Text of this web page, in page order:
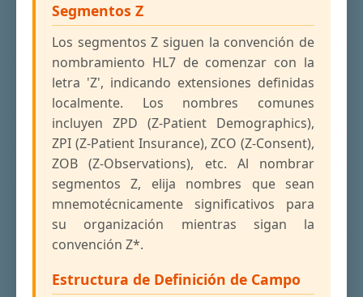
Segmentos Z
Los segmentos Z siguen la convención de
nombramiento HL7 de comenzar con la
letra 'Z', indicando extensiones definidas
localmente. Los nombres comunes
incluyen ZPD (Z-Patient Demographics),
ZPI (Z-Patient Insurance), ZCO (Z-Consent),
ZOB (Z-Observations), etc. Al nombrar
segmentos Z, elija nombres que sean
mnemotécnicamente significativos para
su organización mientras sigan la
convención Z*.
Estructura de Definición de Campo